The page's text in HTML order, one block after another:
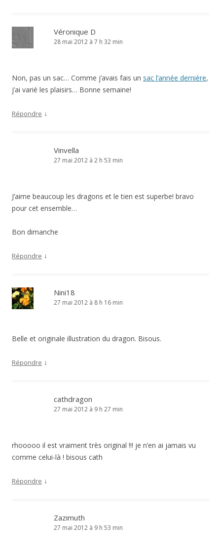
Véronique D
28 mai 2012 à 7 h 32 min
Non, pas un sac… Comme j’avais fais un sac l’année dernière,
j’ai varié les plaisirs… Bonne semaine!
Répondre ↓
Vinvella
27 mai 2012 à 2 h 53 min
J’aime beaucoup les dragons et le tien est superbe! bravo
pour cet ensemble…
Bon dimanche
Répondre ↓
Nini18
27 mai 2012 à 8 h 16 min
Belle et originale illustration du dragon. Bisous.
Répondre ↓
cathdragon
27 mai 2012 à 9 h 27 min
rhooooo il est vraiment très original !!! je n’en ai jamais vu
comme celui-là ! bisous cath
Répondre ↓
Zazimuth
27 mai 2012 à 9 h 53 min